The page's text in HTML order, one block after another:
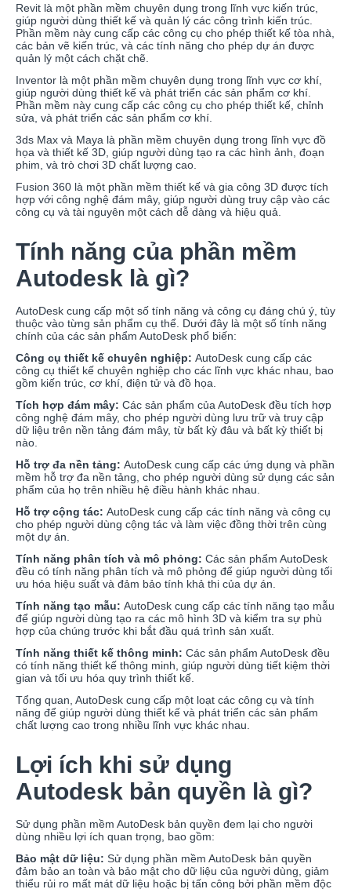
Revit là một phần mềm chuyên dụng trong lĩnh vực kiến trúc,
giúp người dùng thiết kế và quản lý các công trình kiến trúc.
Phần mềm này cung cấp các công cụ cho phép thiết kế tòa nhà,
các bản vẽ kiến trúc, và các tính năng cho phép dự án được
quản lý một cách chặt chẽ.
Inventor là một phần mềm chuyên dụng trong lĩnh vực cơ khí,
giúp người dùng thiết kế và phát triển các sản phẩm cơ khí.
Phần mềm này cung cấp các công cụ cho phép thiết kế, chỉnh
sửa, và phát triển các sản phẩm cơ khí.
3ds Max và Maya là phần mềm chuyên dụng trong lĩnh vực đồ
họa và thiết kế 3D, giúp người dùng tạo ra các hình ảnh, đoạn
phim, và trò chơi 3D chất lượng cao.
Fusion 360 là một phần mềm thiết kế và gia công 3D được tích
hợp với công nghệ đám mây, giúp người dùng truy cập vào các
công cụ và tài nguyên một cách dễ dàng và hiệu quả.
Tính năng của phần mềm
Autodesk là gì?
AutoDesk cung cấp một số tính năng và công cụ đáng chú ý, tùy
thuộc vào từng sản phẩm cụ thể. Dưới đây là một số tính năng
chính của các sản phẩm AutoDesk phổ biến:
Công cụ thiết kế chuyên nghiệp: AutoDesk cung cấp các
công cụ thiết kế chuyên nghiệp cho các lĩnh vực khác nhau, bao
gồm kiến trúc, cơ khí, điện tử và đồ họa.
Tích hợp đám mây: Các sản phẩm của AutoDesk đều tích hợp
công nghệ đám mây, cho phép người dùng lưu trữ và truy cập
dữ liệu trên nền tảng đám mây, từ bất kỳ đâu và bất kỳ thiết bị
nào.
Hỗ trợ đa nền tảng: AutoDesk cung cấp các ứng dụng và phần
mềm hỗ trợ đa nền tảng, cho phép người dùng sử dụng các sản
phẩm của họ trên nhiều hệ điều hành khác nhau.
Hỗ trợ cộng tác: AutoDesk cung cấp các tính năng và công cụ
cho phép người dùng cộng tác và làm việc đồng thời trên cùng
một dự án.
Tính năng phân tích và mô phỏng: Các sản phẩm AutoDesk
đều có tính năng phân tích và mô phỏng để giúp người dùng tối
ưu hóa hiệu suất và đảm bảo tính khả thi của dự án.
Tính năng tạo mẫu: AutoDesk cung cấp các tính năng tạo mẫu
để giúp người dùng tạo ra các mô hình 3D và kiểm tra sự phù
hợp của chúng trước khi bắt đầu quá trình sản xuất.
Tính năng thiết kế thông minh: Các sản phẩm AutoDesk đều
có tính năng thiết kế thông minh, giúp người dùng tiết kiệm thời
gian và tối ưu hóa quy trình thiết kế.
Tổng quan, AutoDesk cung cấp một loạt các công cụ và tính
năng để giúp người dùng thiết kế và phát triển các sản phẩm
chất lượng cao trong nhiều lĩnh vực khác nhau.
Lợi ích khi sử dụng
Autodesk bản quyền là gì?
Sử dụng phần mềm AutoDesk bản quyền đem lại cho người
dùng nhiều lợi ích quan trọng, bao gồm:
Bảo mật dữ liệu: Sử dụng phần mềm AutoDesk bản quyền
đảm bảo an toàn và bảo mật cho dữ liệu của người dùng, giảm
thiểu rủi ro mất mát dữ liệu hoặc bị tấn công bởi phần mềm độc